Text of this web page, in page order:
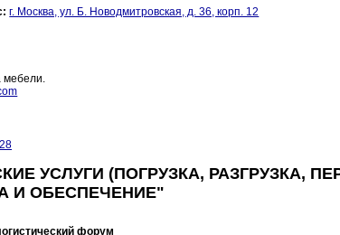
г. Москва, ул. Б. Новодмитровская, д. 36, корп. 12
мебели.
28
УСЛУГИ (ПОГРУЗКА, РАЗГРУЗКА,
И ОБЕСПЕЧЕНИЕ"
форум